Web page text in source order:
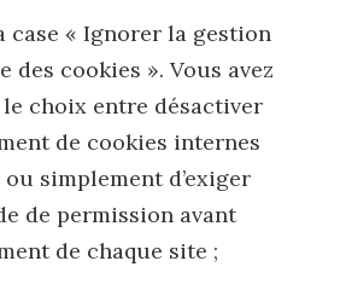
case « Ignorer la gestion
des cookies ». Vous avez
choix entre désactiver
de cookies internes
simplement d’exiger
de permission avant
de chaque site ;